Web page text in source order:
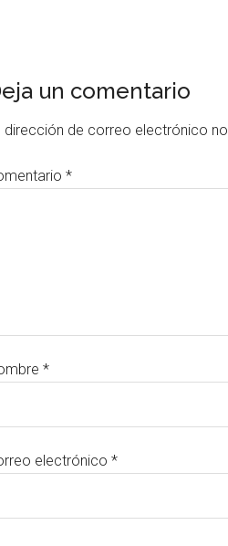
un comentario
dirección de correo electrónico
*
*
electrónico *